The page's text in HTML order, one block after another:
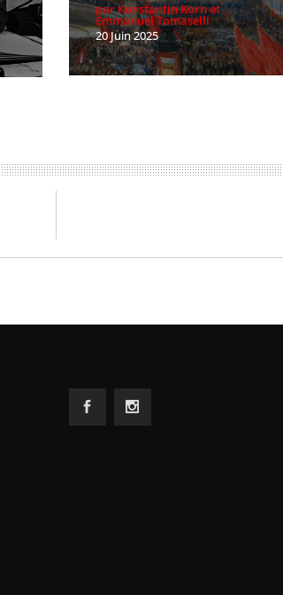
par Konstantin Korn et
Emmanuel Tomaselli
20 Juin 2025